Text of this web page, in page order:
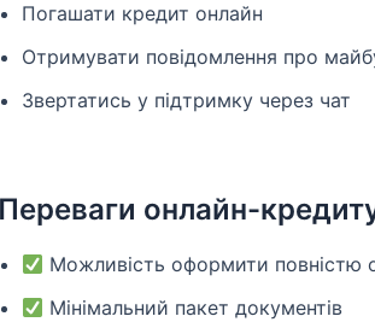
Погашати кредит онлайн
Отримувати повідомлення про
Звертатись у підтримку через чат
Переваги онлайн-
Можливість оформити повністю
Мінімальний пакет документів